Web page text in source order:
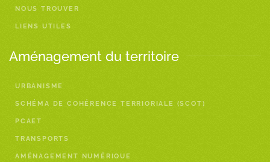
NOUS TROUVER
LIENS UTILES
Aménagement du territoire
URBANISME
SCHÉMA DE COHÉRENCE TERRIORIALE (SCOT)
PCAET
TRANSPORTS
AMÉNAGEMENT NUMÉRIQUE